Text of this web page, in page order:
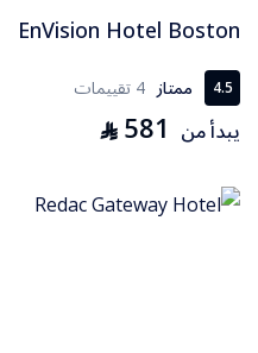
EnVision Hotel Boston
4.5 ممتاز 4 تقييمات
يبدأ من 581
⃁